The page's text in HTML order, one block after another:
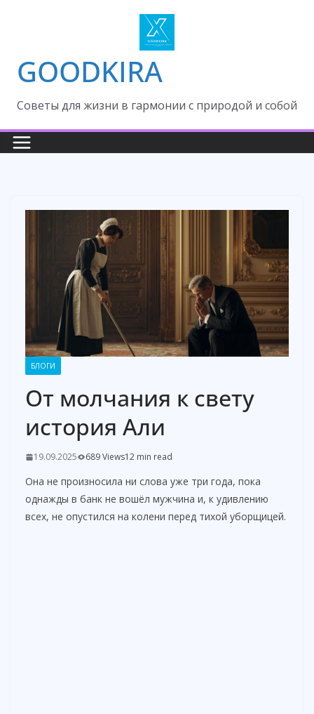
GOODKIRA
Cоветы для жизни в гармонии с природой и собой
БЛОГИ
От молчания к свету
история Али
19.09.2025 689 Views12 min read
Она не произносила ни слова уже три года, пока
однажды в банк не вошёл мужчина и, к удивлению
всех, не опустился на колени перед тихой уборщицей.